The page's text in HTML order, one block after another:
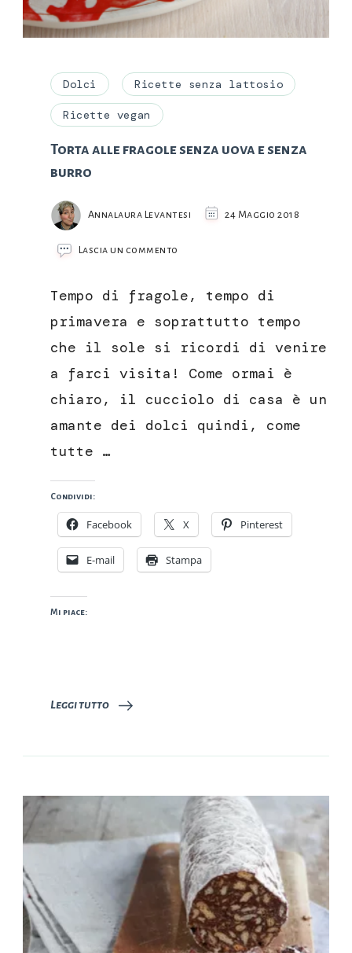
Dolci Ricette senza lattosio
Ricette vegan
Torta alle fragole senza uova e senza
burro
Annalaura Levantesi 24 Maggio 2018
Lascia un commento
fragole
senza
e
burro
Tempo di fragole, tempo di
primavera e soprattutto tempo
che il sole si ricordi di venire
a farci visita! Come ormai è
chiaro, il cucciolo di casa è un
amante dei dolci quindi, come
tutte …
Condividi:
Facebook X Pinterest
E-mail Stampa
Mi piace:
Leggi tutto